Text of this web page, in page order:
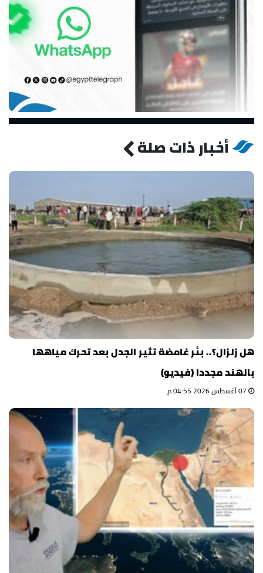
أخبار ذات صلة
هل زلزال؟.. بئر غامضة تثير الجدل بعد تحرك مياهها
بالهند مجددا (فيديو)